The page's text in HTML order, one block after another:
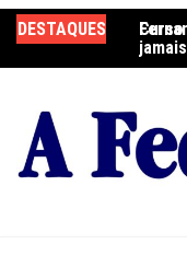
para
o
DESTAQUES